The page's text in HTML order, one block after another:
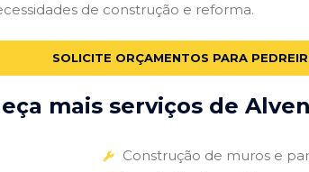
de construção e reforma.
SOLICITE ORÇAMENTOS PARA
mais serviços de
Construção de muros e